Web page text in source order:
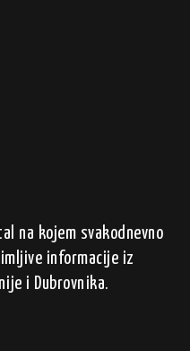
na kojem svakodnevno
informacije iz
i Dubrovnika.